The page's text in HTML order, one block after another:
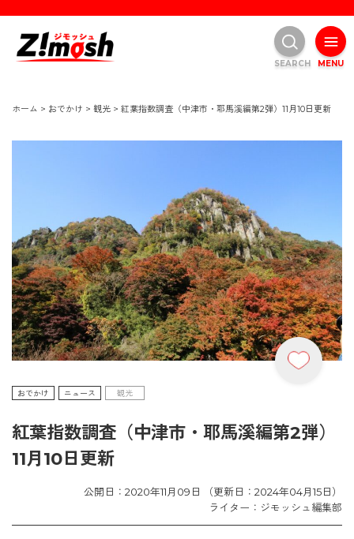
ホーム > おでかけ > 観光 > 紅葉指数調査（中津市・耶馬溪編第2弾）11月10日更新
おでかけ ニュース 観光
紅葉指数調査（中津市・耶馬溪編第2弾）
11月10日更新
公開日：2020年11月09日 （更新日：2024年04月15日）
ライター：ジモッシュ編集部
MENU
SEARCH